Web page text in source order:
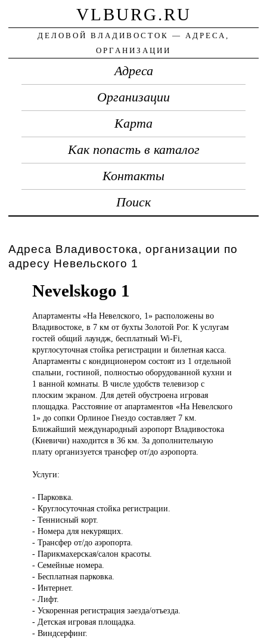
VLBURG.RU
ДЕЛОВОЙ ВЛАДИВОСТОК — АДРЕСА,
ОРГАНИЗАЦИИ
Адреса
Организации
Карта
Как попасть в каталог
Контакты
Поиск
Адреса Владивостока, организации по
адресу Невельского 1
Nevelskogo 1
Апартаменты «НаНевелского, 1» расположены во
Владивостоке, в 7 км от бухты Золотой Рог. К услугам
гостей общий лаундж, бесплатный Wi-Fi,
круглосуточная стойка регистрации и билетная касса.
Апартаменты с кондиционером состоят из 1 отдельной
спальни, гостиной, полностью оборудованной кухни и
1 ванной комнаты. В числе удобств телевизор с
плоским экраном. Для детей обустроена игровая
площадка. Расстояние от апартаментов «На Невелского
1» до сопки Орлиное Гнездо составляет 7 км.
Ближайший международный аэропорт Владивостока
(Кневичи) находится в 36 км. За дополнительную
плату организуется трансфер от/до аэропорта.
Услуги:
- Парковка.
- Круглосуточная стойка регистрации.
- Теннисный корт.
- Номера для некурящих.
- Трансфер от/до аэропорта.
- Парикмахерская/салон красоты.
- Семейные номера.
- Бесплатная парковка.
- Интернет.
- Лифт.
- Ускоренная регистрация заезда/отъезда.
- Детская игровая площадка.
- Виндсерфинг.